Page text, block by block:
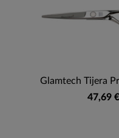
Glamtech Tijera
47,69 €